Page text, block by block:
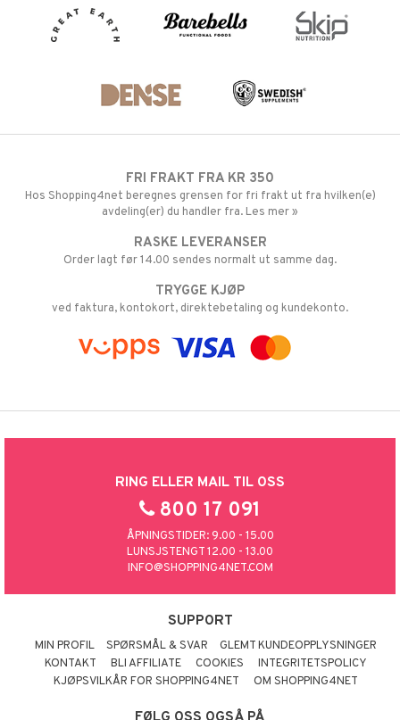
FRI FRAKT FRA KR 350
Hos Shopping4net beregnes grensen for fri frakt ut fra hvilken(e)
avdeling(er) du handler fra. Les mer »
RASKE LEVERANSER
Order lagt før 14.00 sendes normalt ut samme dag.
TRYGGE KJØP
ved faktura, kontokort, direktebetaling og kundekonto.
RING ELLER MAIL TIL OSS
800 17 091
ÅPNINGSTIDER: 9.00 - 15.00
LUNSJSTENGT 12.00 - 13.00
INFO@SHOPPING4NET.COM
SUPPORT
MIN PROFIL SPØRSMÅL & SVAR
GLEMT KUNDEOPPLYSNINGER
KONTAKT
BLI AFFILIATE COOKIES
INTEGRITETSPOLICY
KJØPSVILKÅR FOR SHOPPING4NET
OM SHOPPING4NET